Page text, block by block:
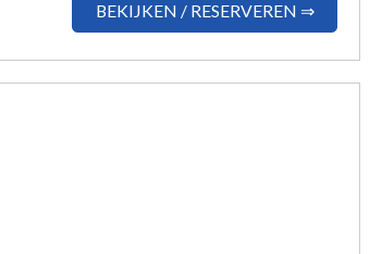
BEKIJKEN / RESERVEREN ⇒